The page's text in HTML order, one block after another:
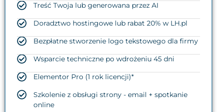
Treść Twoja lub generowana przez AI
Doradztwo hostingowe lub rabat 20% w LH.pl
Bezpłatne stworzenie logo tekstowego dla firmy
Wsparcie techniczne po wdrożeniu 45 dni
Elementor Pro (1 rok licencji)*
Szkolenie z obsługi strony - email + spotkanie
online